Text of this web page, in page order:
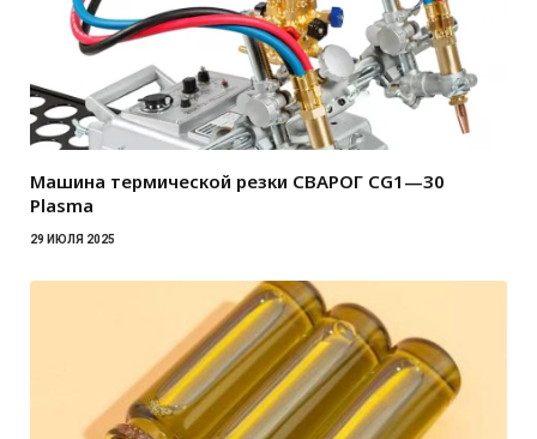
Машина термической резки СВАРОГ CG1—30
Plasma
29 ИЮЛЯ 2025